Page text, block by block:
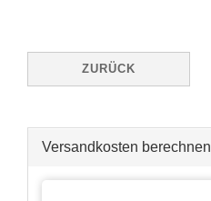
ZURÜCK
Versandkosten berechnen